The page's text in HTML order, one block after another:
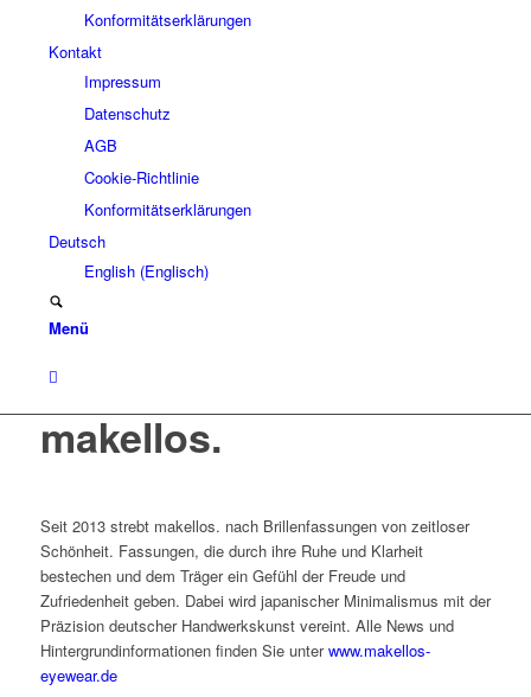
Konformitätserklärungen
Kontakt
Impressum
Datenschutz
AGB
Cookie-Richtlinie
Konformitätserklärungen
Deutsch
English(Englisch)
Menü
makellos.
Seit 2013 strebt makellos. nach Brillenfassungen von zeitloser
Schönheit. Fassungen, die durch ihre Ruhe und Klarheit
bestechen und dem Träger ein Gefühl der Freude und
Zufriedenheit geben. Dabei wird japanischer Minimalismus mit der
Präzision deutscher Handwerkskunst vereint. Alle News und
Hintergrundinformationen finden Sie unterwww.makellos-
eyewear.de